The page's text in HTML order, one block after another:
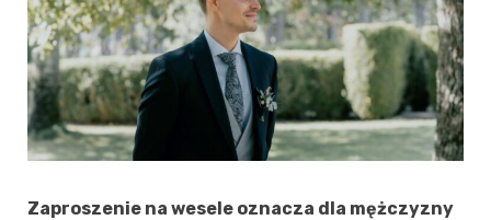
Zaproszenie na wesele oznacza dla mężczyzny